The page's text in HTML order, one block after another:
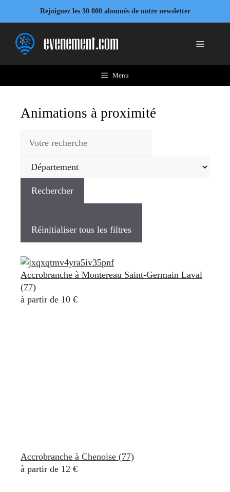
Rejoignez les 30 000 abonnés de notre newsletter
Menu
Animations à proximité
Rechercher
Réinitialiser tous les filtres
Accrobranche à Montereau Saint-Germain Laval
(77)
à partir de 10 €
Accrobranche à Chenoise (77)
à partir de 12 €